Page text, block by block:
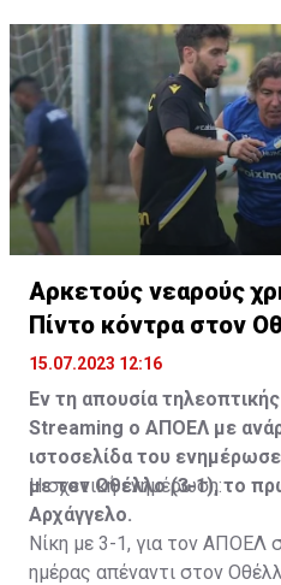
Αρκετούς νεαρούς
Πίντο κόντρα στον
15.07.2023 12:16
Εν τη απουσία
Streaming ο ΑΠΟΕΛ με
ιστοσελίδα του
με τον Οθέλλο (3-1), το
Αρχάγγελο.
Η σχετική ενημέρωση:
Νίκη με 3-1, για τον ΑΠΟΕΛ
ημέρας απέναντι στον